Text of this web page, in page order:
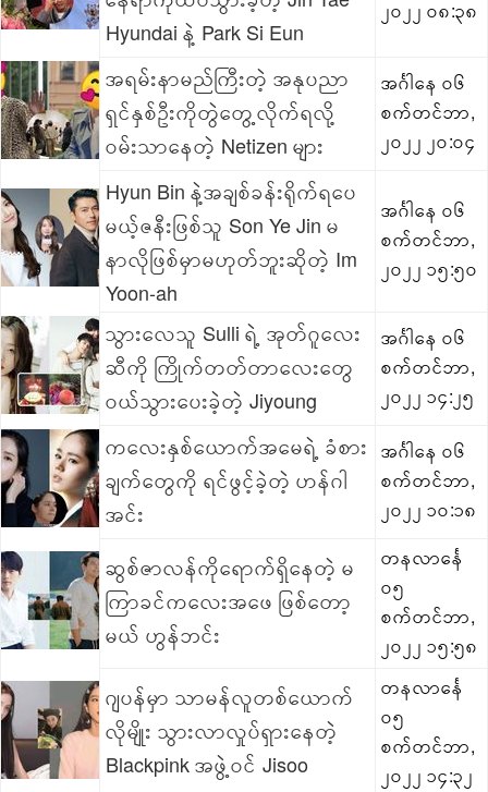
Hyundai နဲ့ Park Si Eun
၂၀၂၂ ၀၈:၃၈
အရမ်းနာမည်ကြီးတဲ့ အနုပညာ
ရှင်နှစ်ဦးကိုတွဲတွေ့လိုက်ရလို့
ဝမ်းသာနေတဲ့ Netizen များ
အင်္ဂါနေ ၀၆
စက်တင်ဘာ,
၂၀၂၂ ၂၀:၀၄
Hyun Bin နဲ့အချစ်ခန်းရိုက်ရပေ
မယ့်ဇနီးဖြစ်သူ Son Ye Jin မ
နာလိုဖြစ်မှာမဟုတ်ဘူးဆိုတဲ့ Im
Yoon-ah
အင်္ဂါနေ ၀၆
စက်တင်ဘာ,
၂၀၂၂ ၁၅:၅၀
သွားလေသူ Sulli ရဲ့ အုတ်ဂူလေး
ဆီကို ကြိုက်တတ်တာလေးတွေ
ဝယ်သွားပေးခဲ့တဲ့ Jiyoung
အင်္ဂါနေ ၀၆
စက်တင်ဘာ,
၂၀၂၂ ၁၄:၂၅
ကလေးနှစ်ယောက်အမေရဲ့ ခံစား
ချက်တွေကို ရင်ဖွင့်ခဲ့တဲ့ ဟန်ဂါ
အင်း
အင်္ဂါနေ ၀၆
စက်တင်ဘာ,
၂၀၂၂ ၁၀:၁၈
ဆွစ်ဇာလန်ကိုရောက်ရှိနေတဲ့ မ
ကြာခင်ကလေးအဖေ ဖြစ်တော့
မယ် ဟွန်ဘင်း
တနလာင်္နေ
၀၅
စက်တင်ဘာ,
၂၀၂၂ ၁၅:၅၈
ဂျပန်မှာ သာမန်လူတစ်ယောက်
လိုမျိုး သွားလာလှုပ်ရှားနေတဲ့
Blackpink အဖွဲ့ဝင် Jisoo
တနလာင်္နေ
၀၅
စက်တင်ဘာ,
၂၀၂၂ ၁၄:၃၂